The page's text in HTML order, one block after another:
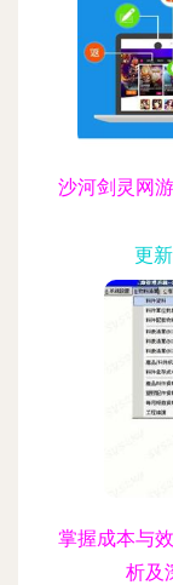
沙河剑灵网
更
掌握成本与
析及